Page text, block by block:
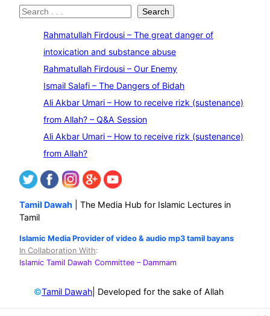
S
Search
Rahmatullah Firdousi – The great danger of
intoxication and substance abuse
Rahmatullah Firdousi – Our Enemy
Ismail Salafi – The Dangers of Bidah
Ali Akbar Umari – How to receive rizk (sustenance)
from Allah? – Q&A Session
Ali Akbar Umari – How to receive rizk (sustenance)
from Allah?
Tamil Dawah | The Media Hub for Islamic Lectures in
Tamil
Islamic Media Provider of video & audio mp3 tamil bayans
In Collaboration With:
Islamic Tamil Dawah Committee – Dammam
©Tamil Dawah | Developed for the sake of Allah